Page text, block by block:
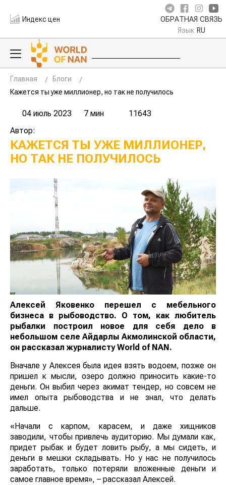
Индекс цен ОБРАТНАЯ СВЯЗЬ
Язык RU
Главная
Блоги
Кажется ты уже миллионер, но так не получилось
04 июль 2023 7 мин
11643
Автор:
КАЖЕТСЯ ТЫ УЖЕ МИЛЛИОНЕР,
НО ТАК НЕ ПОЛУЧИЛОСЬ
Алексей Яковенко перешел с мебельного
бизнеса в рыбоводство. О том, как любитель
рыбалки построил новое для себя дело в
небольшом селе Айдарлы Акмолинской области,
он рассказал журналистуWorld of NAN.
Вначале у Алексея была идея взять водоем, позже он
пришел к мысли, озеро должно приносить какие-то
деньги. Он выбил через акимат тендер, но совсем не
имел опыта рыбоводства и не знал, что делать
дальше.
«Начали с карпом, карасем, и даже хищников
заводили, чтобы привлечь аудиторию. Мы думали как,
придет рыбак и будет ловить рыбу, а мы сидеть, и
деньги в мешки складывать. Но у нас не получилось
заработать, только потеряли вложенные деньги и
самое главное время», – рассказал Алексей.